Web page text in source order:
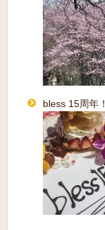
bless 15周年！